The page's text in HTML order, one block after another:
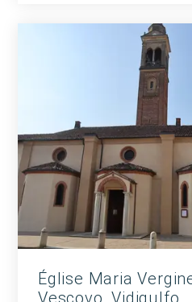
Église Maria